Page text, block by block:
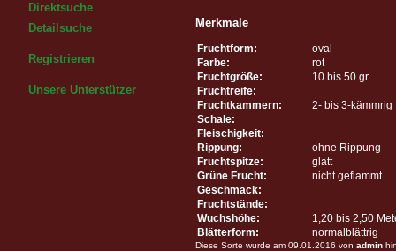
Direktsuche
Detailsuche
Registrieren
Unsere Unterstützer
Merkmale
Fruchtform:
oval
Farbe:
rot
Fruchtgröße:
10 bis 50 gr.
Fruchtreife:
Fruchtkammern:
2- bis 3-kämmrig
Schale:
Fleischigkeit:
Rippung:
ohne Rippung
Fruchtspitze:
glatt
Grüne Frucht:
nicht geflammt
Geschmack:
Fruchtstände:
Wuchshöhe:
1,20 bis 2,50
Blätterform:
normalblättrig
Diese Sorte wurde am 09.01.2016 von admin